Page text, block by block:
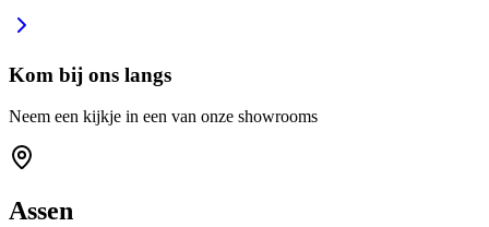
Kom bij ons langs
Neem een kijkje in een van onze showrooms
Assen